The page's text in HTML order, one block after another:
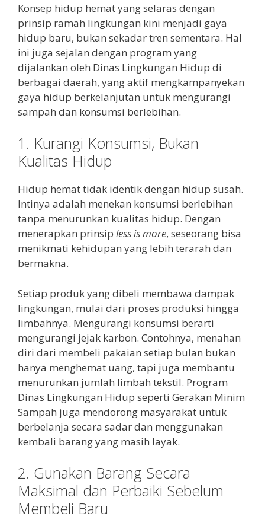
Konsep hidup hemat yang selaras dengan
prinsip ramah lingkungan kini menjadi gaya
hidup baru, bukan sekadar tren sementara. Hal
ini juga sejalan dengan program yang
dijalankan oleh Dinas Lingkungan Hidup di
berbagai daerah, yang aktif mengkampanyekan
gaya hidup berkelanjutan untuk mengurangi
sampah dan konsumsi berlebihan.
1. Kurangi Konsumsi, Bukan
Kualitas Hidup
Hidup hemat tidak identik dengan hidup susah.
Intinya adalah menekan konsumsi berlebihan
tanpa menurunkan kualitas hidup. Dengan
menerapkan prinsip less is more, seseorang bisa
menikmati kehidupan yang lebih terarah dan
bermakna.
Setiap produk yang dibeli membawa dampak
lingkungan, mulai dari proses produksi hingga
limbahnya. Mengurangi konsumsi berarti
mengurangi jejak karbon. Contohnya, menahan
diri dari membeli pakaian setiap bulan bukan
hanya menghemat uang, tapi juga membantu
menurunkan jumlah limbah tekstil. Program
Dinas Lingkungan Hidup seperti Gerakan Minim
Sampah juga mendorong masyarakat untuk
berbelanja secara sadar dan menggunakan
kembali barang yang masih layak.
2. Gunakan Barang Secara
Maksimal dan Perbaiki Sebelum
Membeli Baru